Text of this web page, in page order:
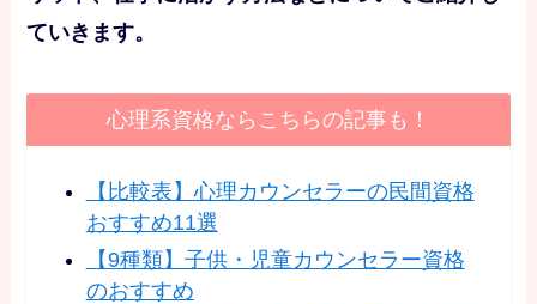
ていきます。
心理系資格ならこちらの記事も！
【比較表】心理カウンセラーの民間資格
おすすめ11選
【9種類】子供・児童カウンセラー資格
のおすすめ